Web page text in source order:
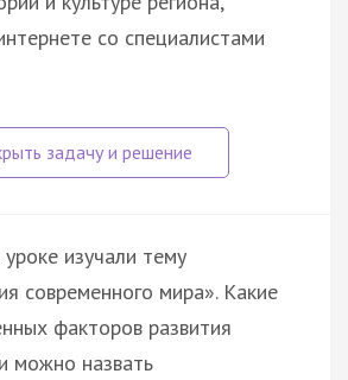
со специалистами
изучали тему
современного мира». Какие
факторов развития
можно назвать